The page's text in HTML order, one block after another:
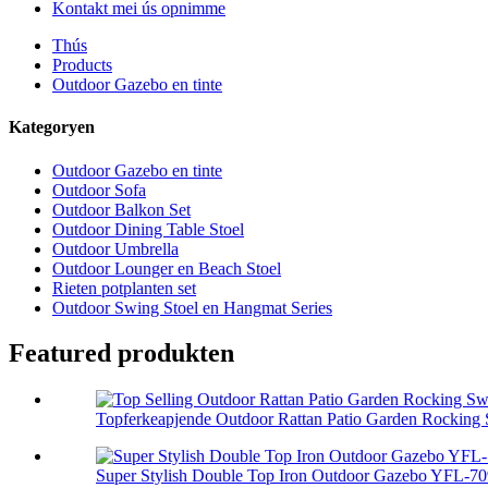
Kontakt mei ús opnimme
Thús
Products
Outdoor Gazebo en tinte
Kategoryen
Outdoor Gazebo en tinte
Outdoor Sofa
Outdoor Balkon Set
Outdoor Dining Table Stoel
Outdoor Umbrella
Outdoor Lounger en Beach Stoel
Rieten potplanten set
Outdoor Swing Stoel en Hangmat Series
Featured produkten
Topferkeapjende Outdoor Rattan Patio Garden Rocking
Super Stylish Double Top Iron Outdoor Gazebo YFL-